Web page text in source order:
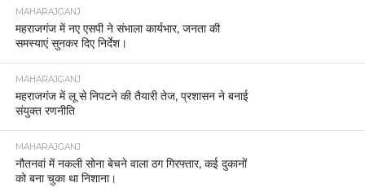
MAHARAJGANJ
महराजगंज में नए एसपी ने संभाला कार्यभार, जनता की
समस्याएं सुनकर दिए निर्देश।
MAHARAJGANJ
महराजगंज में लू से निपटने की तैयारी तेज, प्रशासन ने बनाई
संयुक्त रणनीति
MAHARAJGANJ
नौतनवां में नकली सोना बेचने वाला ठग गिरफ्तार, कई दुकानों
को बना चुका था निशाना।